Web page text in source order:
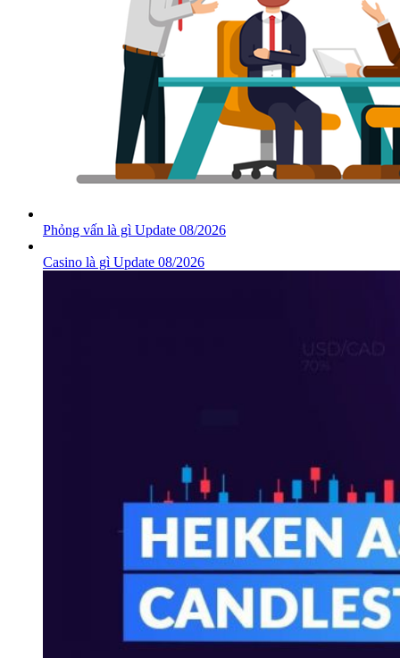
Phỏng vấn là gì Update 08/2026
Casino là gì Update 08/2026